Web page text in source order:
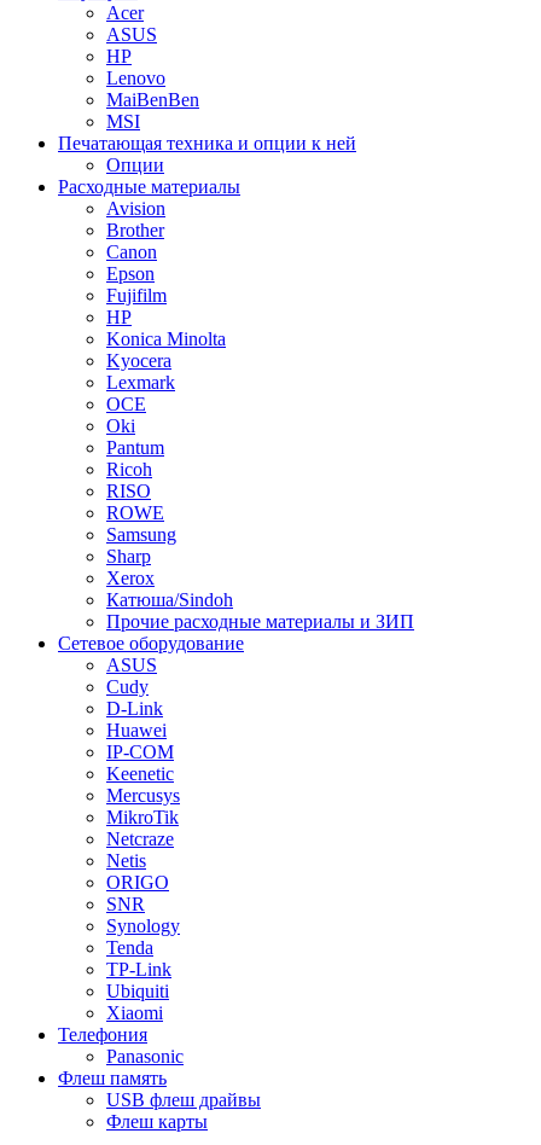
Acer
ASUS
HP
Lenovo
MaiBenBen
MSI
Печатающая техника и опции к ней
Опции
Расходные материалы
Avision
Brother
Canon
Epson
Fujifilm
HP
Konica Minolta
Kyocera
Lexmark
OCE
Oki
Pantum
Ricoh
RISO
ROWE
Samsung
Sharp
Xerox
Катюша/Sindoh
Прочие расходные материалы и ЗИП
Сетевое оборудование
ASUS
Cudy
D-Link
Huawei
IP-COM
Keenetic
Mercusys
MikroTik
Netcraze
Netis
ORIGO
SNR
Synology
Tenda
TP-Link
Ubiquiti
Xiaomi
Телефония
Panasonic
Флеш память
USB флеш драйвы
Флеш карты